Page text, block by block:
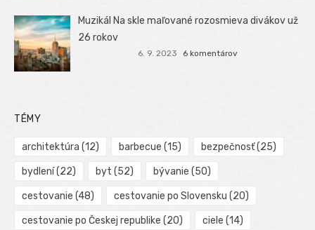
Muzikál Na skle maľované rozosmieva divákov už
26 rokov
6. 9. 2023 6 komentárov
TÉMY
architektúra (12) barbecue (15) bezpečnosť(25)
bydlení(22) byt (52) bývanie (50)
cestovanie (48) cestovanie po Slovensku (20)
cestovanie po Českej republike (20) ciele (14)